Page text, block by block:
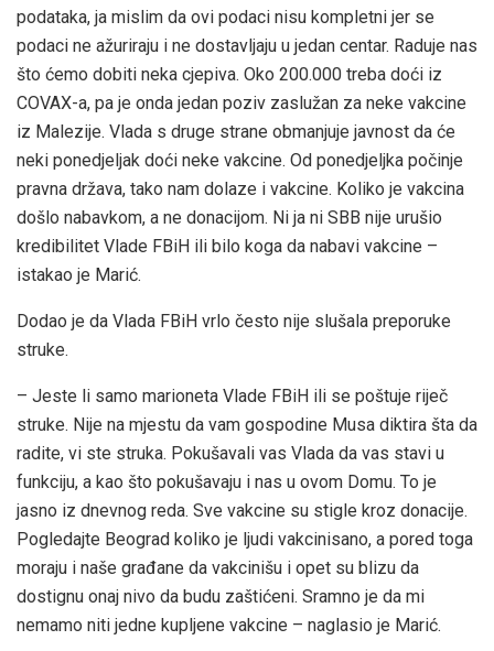
podataka, ja mislim da ovi podaci nisu kompletni jer se
podaci ne ažuriraju i ne dostavljaju u jedan centar. Raduje nas
što ćemo dobiti neka cjepiva. Oko 200.000 treba doći iz
COVAX-a, pa je onda jedan poziv zaslužan za neke vakcine
iz Malezije. Vlada s druge strane obmanjuje javnost da će
neki ponedjeljak doći neke vakcine. Od ponedjeljka počinje
pravna država, tako nam dolaze i vakcine. Koliko je vakcina
došlo nabavkom, a ne donacijom. Ni ja ni SBB nije urušio
kredibilitet Vlade FBiH ili bilo koga da nabavi vakcine –
istakao je Marić.
Dodao je da Vlada FBiH vrlo često nije slušala preporuke
struke.
– Jeste li samo marioneta Vlade FBiH ili se poštuje riječ
struke. Nije na mjestu da vam gospodine Musa diktira šta da
radite, vi ste struka. Pokušavali vas Vlada da vas stavi u
funkciju, a kao što pokušavaju i nas u ovom Domu. To je
jasno iz dnevnog reda. Sve vakcine su stigle kroz donacije.
Pogledajte Beograd koliko je ljudi vakcinisano, a pored toga
moraju i naše građane da vakcinišu i opet su blizu da
dostignu onaj nivo da budu zaštićeni. Sramno je da mi
nemamo niti jedne kupljene vakcine – naglasio je Marić.